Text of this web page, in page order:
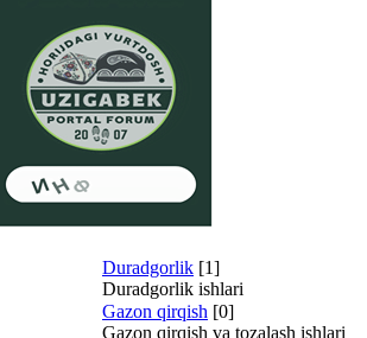
Duradgorlik [1]
Duradgorlik ishlari
Gazon qirqish [0]
Gazon qirqish va tozalash ishlari